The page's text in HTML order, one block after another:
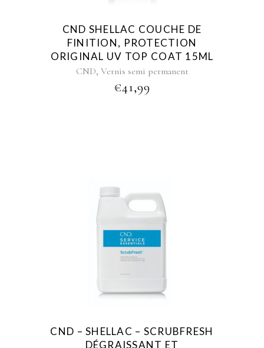
CND SHELLAC COUCHE DE
FINITION, PROTECTION
ORIGINAL UV TOP COAT 15ML
CND, Vernis semi permanent
€41,99
CND – SHELLAC – SCRUBFRESH
DÉGRAISSANT ET